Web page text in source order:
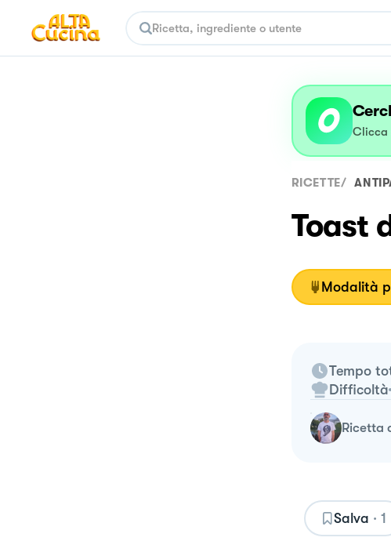
Clicca
RICETTE/
Toast
Modalità
Tempo
Difficoltà
ricetta
Salva · 1